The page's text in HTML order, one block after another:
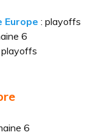
Europe : playoffs
6
playoffs
6